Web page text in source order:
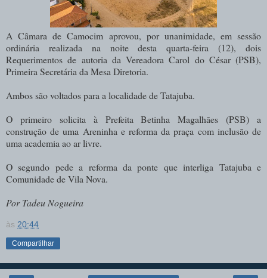
A Câmara de Camocim aprovou, por unanimidade, em sessão
ordinária realizada na noite desta quarta-feira (12), dois
Requerimentos de autoria da Vereadora Carol do César (PSB),
Primeira Secretária da Mesa Diretoria.
Ambos são voltados para a localidade de Tatajuba.
O primeiro solicita à Prefeita Betinha Magalhães (PSB) a
construção de uma Areninha e reforma da praça com inclusão de
uma academia ao ar livre.
O segundo pede a reforma da ponte que interliga Tatajuba e
Comunidade de Vila Nova.
Por Tadeu Nogueira
às 20:44
Compartilhar